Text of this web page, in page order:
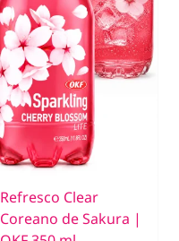
Refresco Clear
Coreano de Sakura |